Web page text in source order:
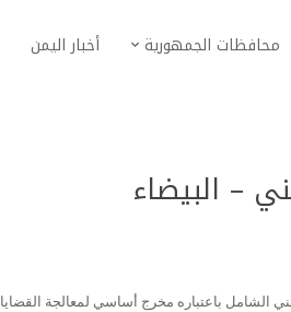
محافظات الجمهورية أخبار اليمن
– البيضاء
الشامل باعتباره مخرج أساسي لمعالجة القضايا